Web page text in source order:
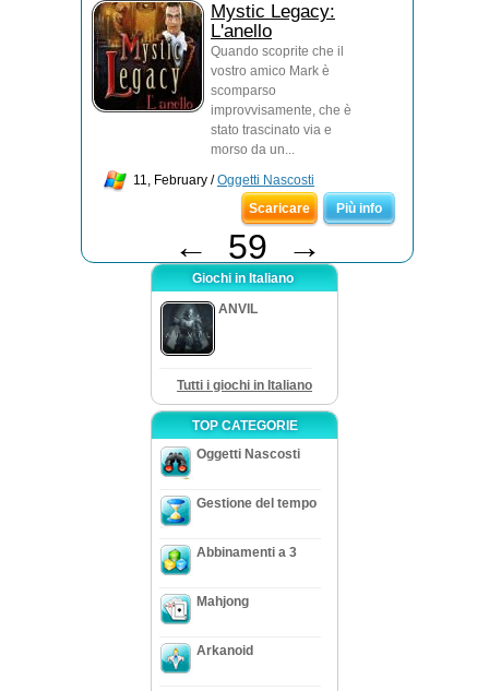
Mystic Legacy:
L'anello
Quando scoprite che il
vostro amico Mark è
scomparso
improvvisamente, che è
stato trascinato via e
morso da un...
11, February /Oggetti Nascosti
Scaricare
Più info
← 59 →
Giochi in Italiano
ANVIL
Tutti i giochi in Italiano
TOP CATEGORIE
Oggetti Nascosti
Gestione del tempo
Abbinamenti a 3
Mahjong
Arkanoid